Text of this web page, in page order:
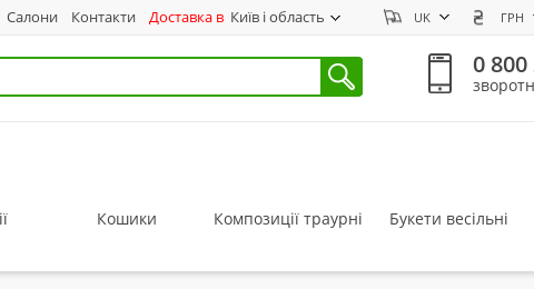
Салони Контакти Доставка в Київ і область UK ГРН
0 800
Кошики Композиції траурні Букети весільні